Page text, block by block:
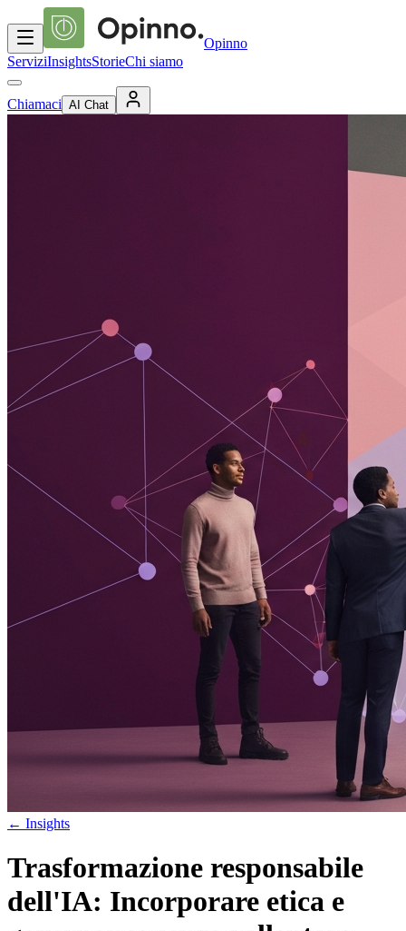
Opinno
ServiziInsightsStorieChi siamo
Chiamaci AI Chat
← Insights
Trasformazione responsabile
dell'IA: Incorporare etica e